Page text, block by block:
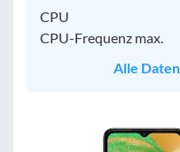
CPU
CPU-Frequenz max.
Alle